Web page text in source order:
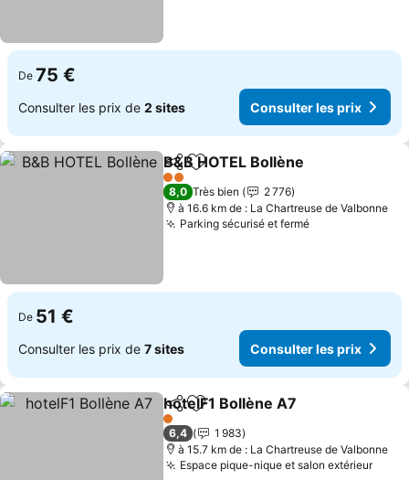
De 75 €
Consulter les prix de 2 sites Consulter les prix
PartagerAjouter à mes favoris
B&B HOTEL Bollène
2 Étoiles
8,0 Très bien
2 776
à 16.6 km de : La Chartreuse de Valbonne
Parking sécurisé et fermé
De 51 €
Consulter les prix de 7 sites Consulter les prix
PartagerAjouter à mes favoris
hotelF1 Bollène A7
1 Étoiles
6,4
1 983
à 15.7 km de : La Chartreuse de Valbonne
Espace pique-nique et salon extérieur